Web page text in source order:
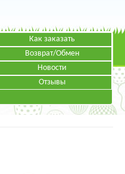
ПИСЬМО
Как заказать
Возврат/Обмен
Новости
Отзывы